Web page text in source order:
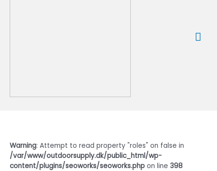
Warning: Attempt to read property "roles" on false in
/var/www/outdoorsupply.dk/public_html/wp-
content/plugins/seoworks/seoworks.php on line 398